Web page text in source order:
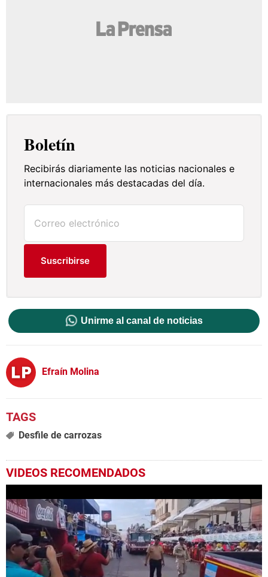
Boletín
Recibirás diariamente las noticias nacionales e
internacionales más destacadas del día.
Suscribirse
Unirme al canal de noticias
Efraín Molina
Desfile de carrozas
VIDEOS RECOMENDADOS